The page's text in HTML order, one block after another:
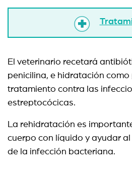
El veterinario recetará
penicilina, e hidratación como
tratamiento contra las
estreptocócicas.
La rehidratación es
cuerpo con líquido y ayudar
de la infección bacteriana.